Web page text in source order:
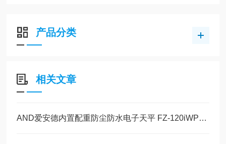
产品分类
相关文章
AND爱安德内置配重防尘防水电子天平 FZ-120iWP的操作使用